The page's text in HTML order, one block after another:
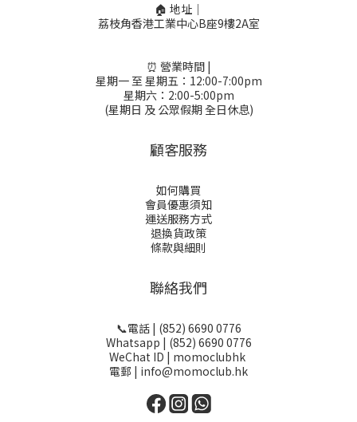
🏠 地址｜
荔枝角香港工業中心B座9樓2A室
⏰ 營業時間 |
星期一 至 星期五：12:00-7:00pm
星期六：2:00-5:00pm
(星期日 及 公眾假期 全日休息)
顧客服務
如何購買
會員優惠須知
運送服務方式
退換貨政策
條款與細則
聯絡我們
📞電話 | (852) 6690 0776
Whatsapp | (852) 6690 0776
WeChat ID | momoclubhk
電郵 | info@momoclub.hk